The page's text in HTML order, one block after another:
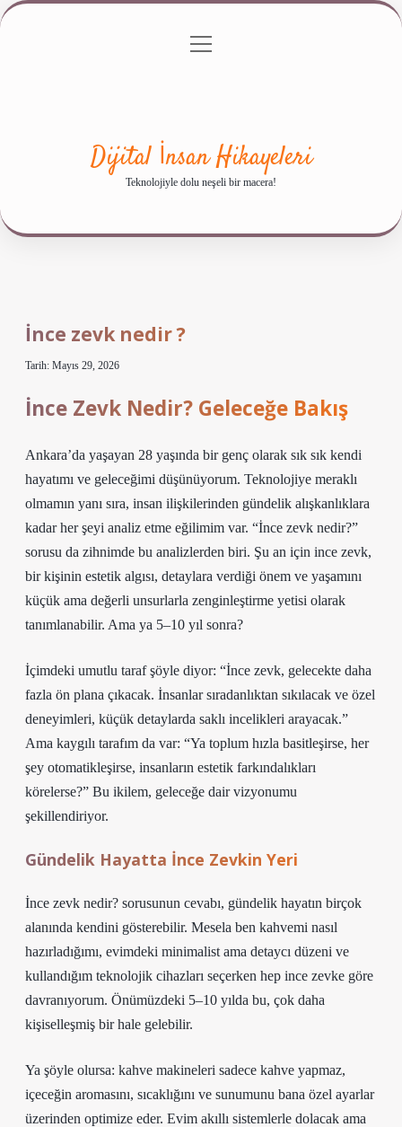
Gizlilik Politikası
menüyü
Dijital İnsan Hikayeleri
Teknolojiyle dolu neşeli bir macera!
İnce zevk nedir ?
Tarih: Mayıs 29, 2026
İnce Zevk Nedir? Geleceğe Bakış
Ankara’da yaşayan 28 yaşında bir genç olarak sık sık kendi
hayatımı ve geleceğimi düşünüyorum. Teknolojiye meraklı
olmamın yanı sıra, insan ilişkilerinden gündelik alışkanlıklara
kadar her şeyi analiz etme eğilimim var. “İnce zevk nedir?”
sorusu da zihnimde bu analizlerden biri. Şu an için ince zevk,
bir kişinin estetik algısı, detaylara verdiği önem ve yaşamını
küçük ama değerli unsurlarla zenginleştirme yetisi olarak
tanımlanabilir. Ama ya 5–10 yıl sonra?
İçimdeki umutlu taraf şöyle diyor: “İnce zevk, gelecekte daha
fazla ön plana çıkacak. İnsanlar sıradanlıktan sıkılacak ve özel
deneyimleri, küçük detaylarda saklı incelikleri arayacak.”
Ama kaygılı tarafım da var: “Ya toplum hızla basitleşirse, her
şey otomatikleşirse, insanların estetik farkındalıkları
körelerse?” Bu ikilem, geleceğe dair vizyonumu
şekillendiriyor.
Gündelik Hayatta İnce Zevkin Yeri
İnce zevk nedir? sorusunun cevabı, gündelik hayatın birçok
alanında kendini gösterebilir. Mesela ben kahvemi nasıl
hazırladığımı, evimdeki minimalist ama detaycı düzeni ve
kullandığım teknolojik cihazları seçerken hep ince zevke göre
davranıyorum. Önümüzdeki 5–10 yılda bu, çok daha
kişiselleşmiş bir hale gelebilir.
Ya şöyle olursa: kahve makineleri sadece kahve yapmaz,
içeceğin aromasını, sıcaklığını ve sunumunu bana özel ayarlar
üzerinden optimize eder. Evim akıllı sistemlerle dolacak ama